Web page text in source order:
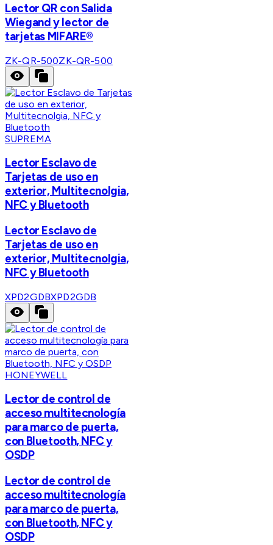
Lector QR con Salida
Wiegand y lector de
tarjetas MIFARE®
ZK-QR-500ZK-QR-500
SUPREMA
Lector Esclavo de
Tarjetas de uso en
exterior, Multitecnolgia,
NFC y Bluetooth
Lector Esclavo de
Tarjetas de uso en
exterior, Multitecnolgia,
NFC y Bluetooth
XPD2GDBXPD2GDB
HONEYWELL
Lector de control de
acceso multitecnología
para marco de puerta,
con Bluetooth, NFC y
OSDP
Lector de control de
acceso multitecnología
para marco de puerta,
con Bluetooth, NFC y
OSDP